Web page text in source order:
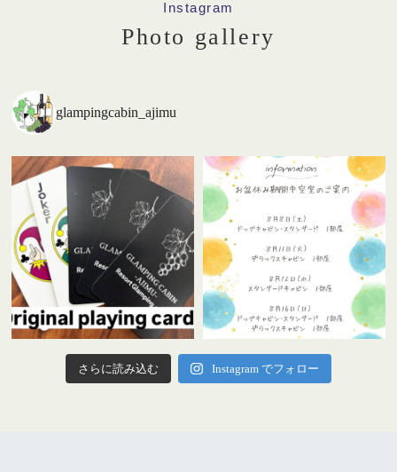
Instagram
Photo gallery
glampingcabin_ajimu
さらに読み込む Instagram でフォロー